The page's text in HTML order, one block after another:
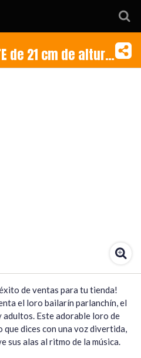
de 21 cm de altura
de ventas para tu tienda!
el loro bailarín parlanchín, el
Este adorable loro de
dices con una voz divertida,
sus alas al ritmo de la música.